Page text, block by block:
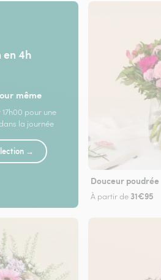
en 4h
même
pour une
la journée
→
Douceur poudrée
À partir de 31€95